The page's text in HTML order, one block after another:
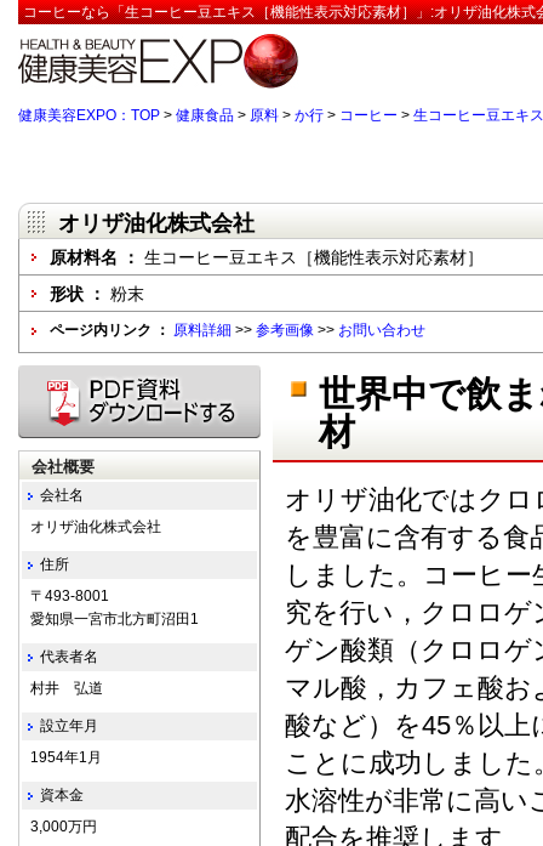
コーヒーなら「生コーヒー豆エキス［機能性表示対応素材］」:オリザ油化株式
健康美容EXPO：TOP > 健康食品 > 原料 > か行 > コーヒー > 生コーヒー豆エキ
オリザ油化株式会社
原材料名 ： 生コーヒー豆エキス［機能性表示対応素材］
形状 ： 粉末
ページ内リンク ： 原料詳細 >> 参考画像 >> お問い合わせ
世界中で飲
材
オリザ油化ではク
を豊富に含有する食
しました。コーヒ
究を行い，クロロゲ
ゲン酸類（クロロゲ
マル酸，カフェ酸
酸など）を45％以
ことに成功しまし
水溶性が非常に高い
配合を推奨します
会社概要
会社名
オリザ油化株式会社
住所
〒493-8001
愛知県一宮市北方町沼田1
代表者名
村井 弘道
設立年月
1954年1月
資本金
3,000万円